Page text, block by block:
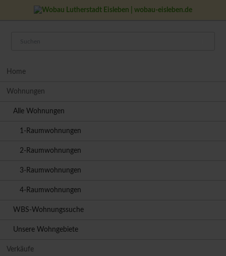
Home
Wohnungen
Alle Wohnungen
1-Raumwohnungen
2-Raumwohnungen
3-Raumwohnungen
4-Raumwohnungen
WBS-Wohnungssuche
Unsere Wohngebiete
Verkäufe